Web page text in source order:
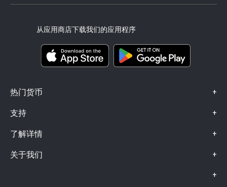
从应用商店下载我们的应用程序
热门货币 +
支持 +
了解详情 +
关于我们 +
+
风险披露
关键信息文档
投诉信息（FCA 客户）
投资保险